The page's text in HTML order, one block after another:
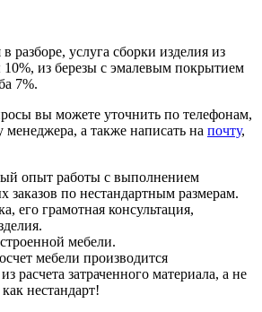
разборе, услуга сборки изделия из
10%, из березы с эмалевым покрытием
7%.
вы можете уточнить по телефонам,
менеджера, а также написать на почту,
опыт работы с выполнением
заказов по нестандартным размерам.
его грамотная консультация,
мебели.
мебели производится
расчета затраченного материала, а не
нестандарт!